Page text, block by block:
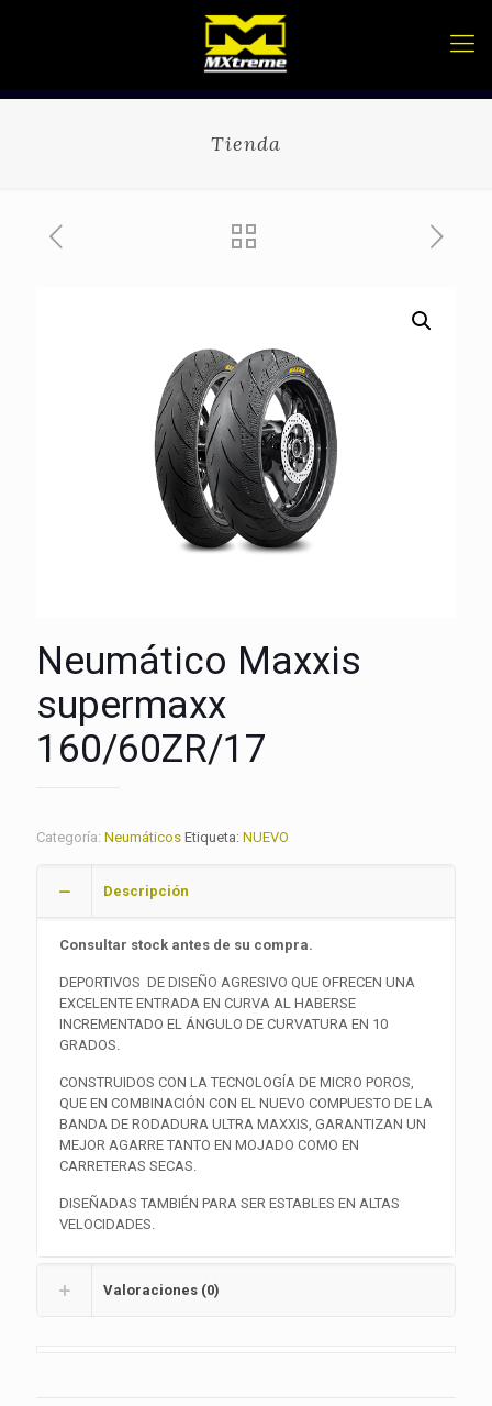
Tienda
Neumático Maxxis
supermaxx
160/60ZR/17
Categoría: Neumáticos Etiqueta: NUEVO
Descripción
Consultar stock antes de su compra.
DEPORTIVOS DE DISEÑO AGRESIVO QUE OFRECEN UNA
EXCELENTE ENTRADA EN CURVA AL HABERSE
INCREMENTADO EL ÁNGULO DE CURVATURA EN 10
GRADOS.
CONSTRUIDOS CON LA TECNOLOGÍA DE MICRO POROS,
QUE EN COMBINACIÓN CON EL NUEVO COMPUESTO DE LA
BANDA DE RODADURA ULTRA MAXXIS, GARANTIZAN UN
MEJOR AGARRE TANTO EN MOJADO COMO EN
CARRETERAS SECAS.
DISEÑADAS TAMBIÉN PARA SER ESTABLES EN ALTAS
VELOCIDADES.
Valoraciones (0)